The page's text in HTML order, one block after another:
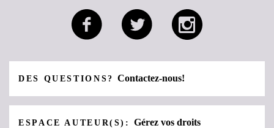
DES QUESTIONS?Contactez-nous!
ESPACE AUTEUR(S):Gérez vos droits